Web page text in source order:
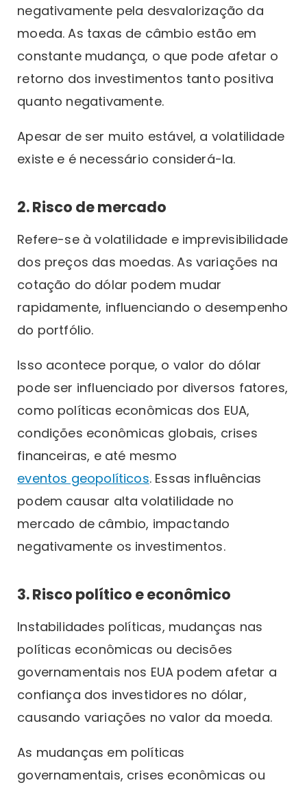
negativamente pela desvalorização da
moeda. As taxas de câmbio estão em
constante mudança, o que pode afetar o
retorno dos investimentos tanto positiva
quanto negativamente.
Apesar de ser muito estável, a volatilidade
existe e é necessário considerá-la.
2. Risco de mercado
Refere-se à volatilidade e imprevisibilidade
dos preços das moedas. As variações na
cotação do dólar podem mudar
rapidamente, influenciando o desempenho
do portfólio.
Isso acontece porque, o valor do dólar
pode ser influenciado por diversos fatores,
como políticas econômicas dos EUA,
condições econômicas globais, crises
financeiras, e até mesmo
eventos geopolíticos. Essas influências
podem causar alta volatilidade no
mercado de câmbio, impactando
negativamente os investimentos.
3. Risco político e econômico
Instabilidades políticas, mudanças nas
políticas econômicas ou decisões
governamentais nos EUA podem afetar a
confiança dos investidores no dólar,
causando variações no valor da moeda.
As mudanças em políticas
governamentais, crises econômicas ou